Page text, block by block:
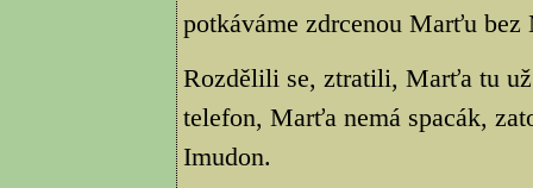
potkáváme zdrcenou Marťu
Rozdělili se, ztratili, Marťa tu
telefon, Marťa nemá spacák,
Imudon.